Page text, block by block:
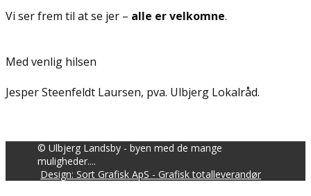
Vi ser frem til at se jer – alle er velkomne.
Med venlig hilsen
Jesper Steenfeldt Laursen, pva. Ulbjerg Lokalråd.
© Ulbjerg Landsby - byen med de mange
muligheder....
Design: Sort Grafisk ApS - Grafisk totalleverandør